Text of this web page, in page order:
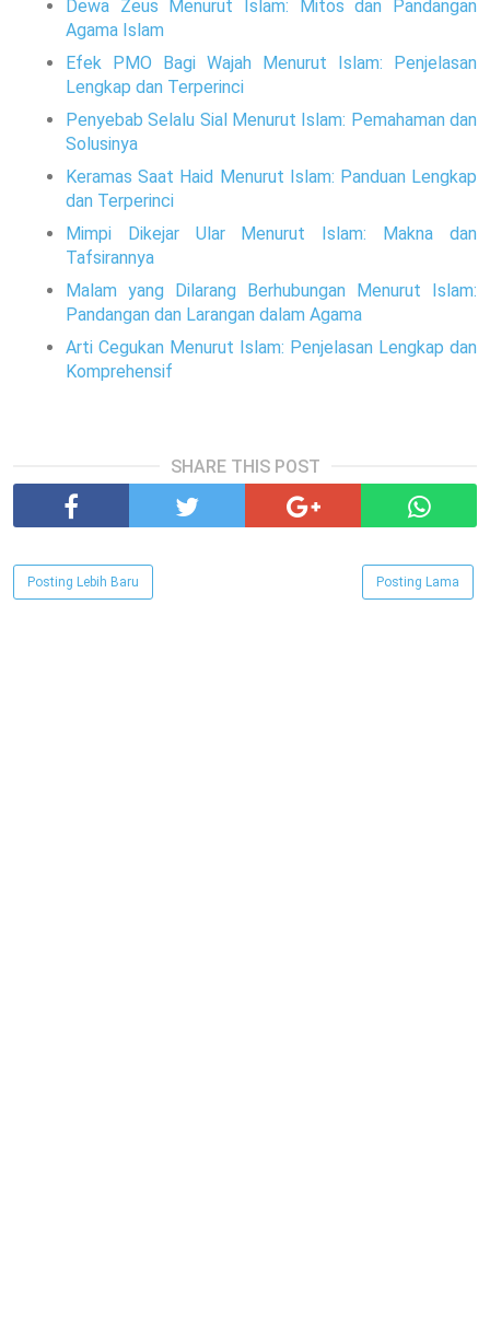
Dewa Zeus Menurut Islam: Mitos dan Pandangan
Agama Islam
Efek PMO Bagi Wajah Menurut Islam: Penjelasan
Lengkap dan Terperinci
Penyebab Selalu Sial Menurut Islam: Pemahaman dan
Solusinya
Keramas Saat Haid Menurut Islam: Panduan Lengkap
dan Terperinci
Mimpi Dikejar Ular Menurut Islam: Makna dan
Tafsirannya
Malam yang Dilarang Berhubungan Menurut Islam:
Pandangan dan Larangan dalam Agama
Arti Cegukan Menurut Islam: Penjelasan Lengkap dan
Komprehensif
SHARE THIS POST
Posting Lebih Baru Posting Lama